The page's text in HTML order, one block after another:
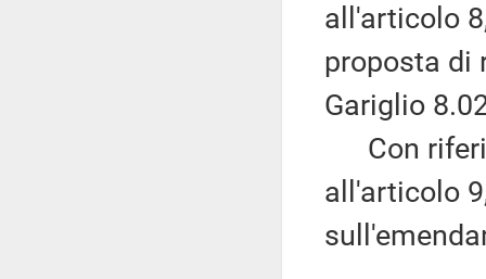
all'articolo
proposta di
Gariglio
Con
all'articolo